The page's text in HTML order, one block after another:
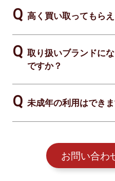
高く買い取ってもら
取り扱いブランドに
ですか？
未成年の利用はできま
お問い合わ